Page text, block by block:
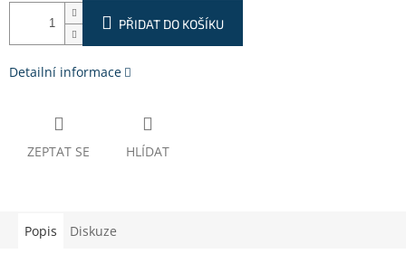
PŘIDAT DO KOŠÍKU
Detailní informace
ZEPTAT SE HLÍDAT
Popis Diskuze